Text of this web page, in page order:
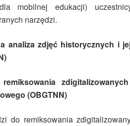
mobilnej edukacji)
narzędzi.
analiza zdjęć historycznych i
(OBGTNN)
do remiksowania